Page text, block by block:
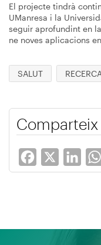
El projecte tindrà
UManresa i la
seguir aprofundint en
ne noves aplicacions
SALUT
Comparteix
Facebook